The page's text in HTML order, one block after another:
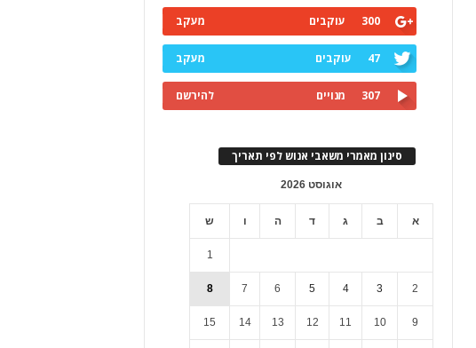
300 עוקבים מעקב
47 עוקבים מעקב
307 מנויים להירשם
סינון מאמרי משאבי אנוש לפי תאריך
אוגוסט 2026
א ב ג ד ה ו ש
1
2
3
4
5
6
7
8
9
10
11
12
13
14
15